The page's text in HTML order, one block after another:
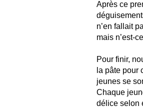
Après ce
n’en fallait
mais n’est-
Pour finir,
la pâte pour
jeunes se
Chaque
délice selon